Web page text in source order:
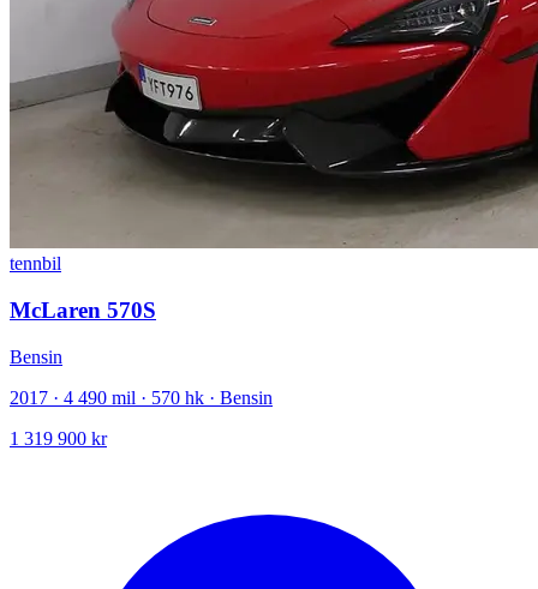
tennbil
McLaren 570S
Bensin
2017 · 4 490 mil · 570 hk · Bensin
1 319 900 kr